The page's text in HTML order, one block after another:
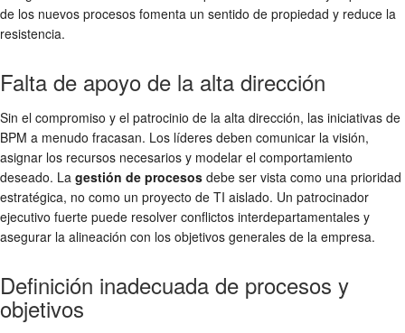
de los nuevos procesos fomenta un sentido de propiedad y reduce la
resistencia.
Falta de apoyo de la alta dirección
Sin el compromiso y el patrocinio de la alta dirección, las iniciativas de
BPM a menudo fracasan. Los líderes deben comunicar la visión,
asignar los recursos necesarios y modelar el comportamiento
deseado. La gestión de procesos debe ser vista como una prioridad
estratégica, no como un proyecto de TI aislado. Un patrocinador
ejecutivo fuerte puede resolver conflictos interdepartamentales y
asegurar la alineación con los objetivos generales de la empresa.
Definición inadecuada de procesos y
objetivos